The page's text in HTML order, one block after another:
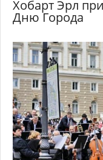
Хобарт Эрл
Дню Города